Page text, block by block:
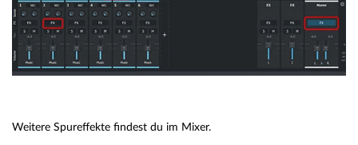
Weitere Spureffekte findest du im Mixer.